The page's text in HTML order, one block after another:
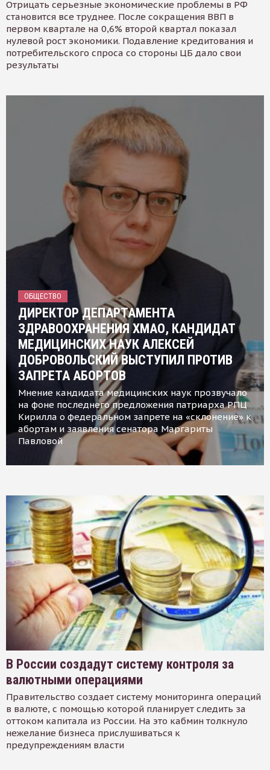
Отрицать серьезные экономические проблемы в РФ
становится все труднее. После сокращения ВВП в
первом квартале на 0,6% второй квартал показал
нулевой рост экономики. Подавление кредитования и
потребительского спроса со стороны ЦБ дало свои
результаты
ОБЩЕСТВО
ДИРЕКТОР ДЕПАРТАМЕНТА
ЗДРАВООХРАНЕНИЯ ХМАО, КАНДИДАТ
МЕДИЦИНСКИХ НАУК АЛЕКСЕЙ
ДОБРОВОЛЬСКИЙ ВЫСТУПИЛ ПРОТИВ
ЗАПРЕТА АБОРТОВ
Мнение кандидата медицинских наук прозвучало
на фоне последнего предложения патриарха РПЦ
Кирилла о федеральном запрете на «склонение» к
абортам и заявления сенатора Маргариты
Павловой
В России создадут систему контроля за
валютными операциями
Правительство создает систему мониторинга операций
в валюте, с помощью которой планирует следить за
оттоком капитала из России. На это кабмин толкнуло
нежелание бизнеса прислушиваться к
предупреждениям власти